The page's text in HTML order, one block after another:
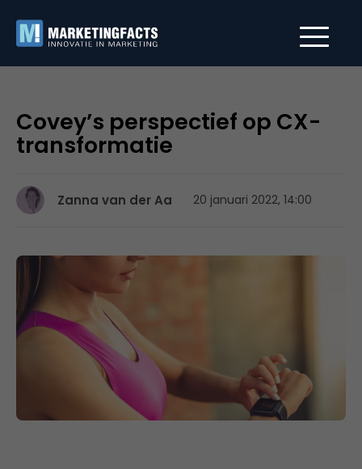
Covey’s perspectief op CX-
transformatie
Zanna van der Aa 20 januari 2022, 14:00